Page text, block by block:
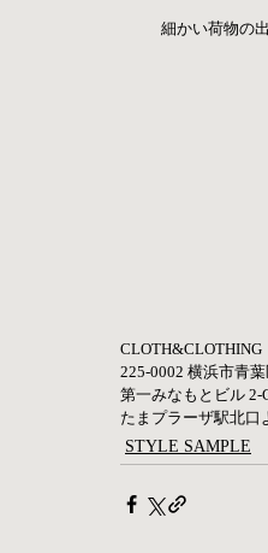
細かい荷物の
225-0002 横浜市青
第一みなもとビル
たまプラーザ駅北口
STYLE SAMPLE